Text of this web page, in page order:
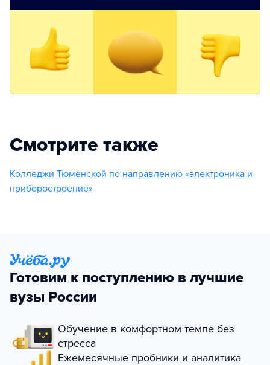
Смотрите также
Колледжи Тюменской по направлению «электроника и
приборостроение»
Готовим к поступлению в лучшие
вузы России
Обучение в комфортном темпе без
стресса
Ежемесячные пробники и аналитика